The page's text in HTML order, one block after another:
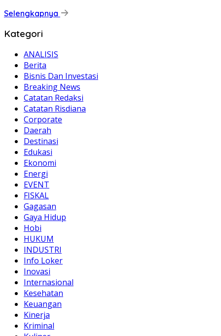
Selengkapnya
Kategori
ANALISIS
Berita
Bisnis Dan Investasi
Breaking News
Catatan Redaksi
Catatan Risdiana
Corporate
Daerah
Destinasi
Edukasi
Ekonomi
Energi
EVENT
FISKAL
Gagasan
Gaya Hidup
Hobi
HUKUM
INDUSTRI
Info Loker
Inovasi
Internasional
Kesehatan
Keuangan
Kinerja
Kriminal